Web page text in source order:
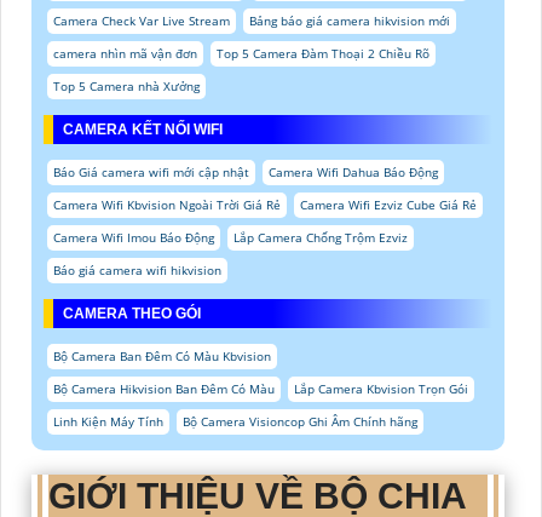
Camera Check Var Live Stream
Bảng báo giá camera hikvision mới
camera nhìn mã vận đơn
Top 5 Camera Đàm Thoại 2 Chiều Rõ
Top 5 Camera nhà Xưởng
CAMERA KẾT NỐI WIFI
Báo Giá camera wifi mới cập nhật
Camera Wifi Dahua Báo Động
Camera Wifi Kbvision Ngoài Trời Giá Rẻ
Camera Wifi Ezviz Cube Giá Rẻ
Camera Wifi Imou Báo Động
Lắp Camera Chống Trộm Ezviz
Báo giá camera wifi hikvision
CAMERA THEO GÓI
Bộ Camera Ban Đêm Có Màu Kbvision
Bộ Camera Hikvision Ban Đêm Có Màu
Lắp Camera Kbvision Trọn Gói
Linh Kiện Máy Tính
Bộ Camera Visioncop Ghi Âm Chính hãng
GIỚI THIỆU VỀ BỘ CHIA